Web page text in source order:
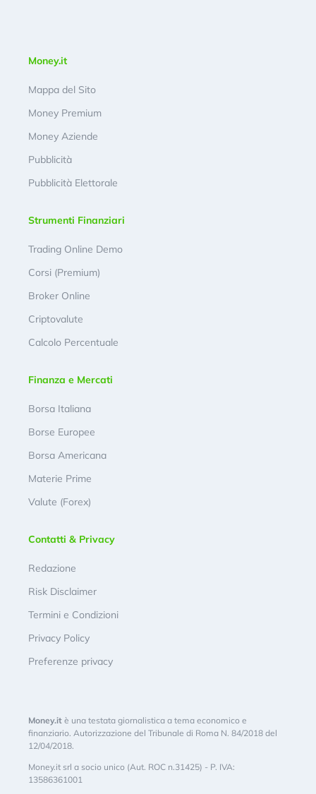
Money.it
Mappa del Sito
Money Premium
Money Aziende
Pubblicità
Pubblicità Elettorale
Strumenti Finanziari
Trading Online Demo
Corsi (Premium)
Broker Online
Criptovalute
Calcolo Percentuale
Finanza e Mercati
Borsa Italiana
Borse Europee
Borsa Americana
Materie Prime
Valute (Forex)
Contatti & Privacy
Redazione
Risk Disclaimer
Termini e Condizioni
Privacy Policy
Preferenze privacy
Money.it è una testata giornalistica a tema economico e
finanziario. Autorizzazione del Tribunale di Roma N. 84/2018 del
12/04/2018.
Money.it srl a socio unico (Aut. ROC n.31425) - P. IVA:
13586361001